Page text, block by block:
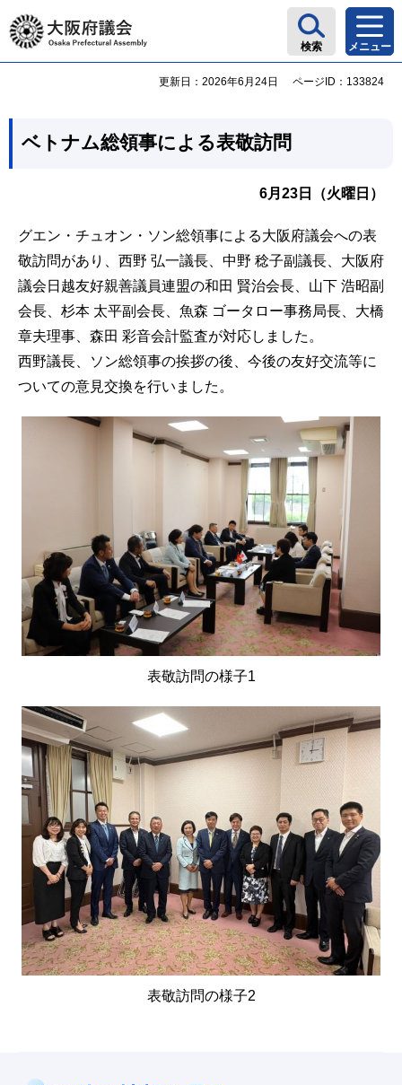
大阪府議会
検索 メニュー
更新日：2026年6月24日 ページID：133824
ベトナム総領事による表敬訪問
6月23日（火曜日）
グエン・チュオン・ソン総領事による大阪府議会への表
敬訪問があり、西野 弘一議長、中野 稔子副議長、大阪府
議会日越友好親善議員連盟の和田 賢治会長、山下 浩昭副
会長、杉本 太平副会長、魚森 ゴータロー事務局長、大橋
章夫理事、森田 彩音会計監査が対応しました。
西野議長、ソン総領事の挨拶の後、今後の友好交流等に
ついての意見交換を行いました。
表敬訪問の様子1
表敬訪問の様子2